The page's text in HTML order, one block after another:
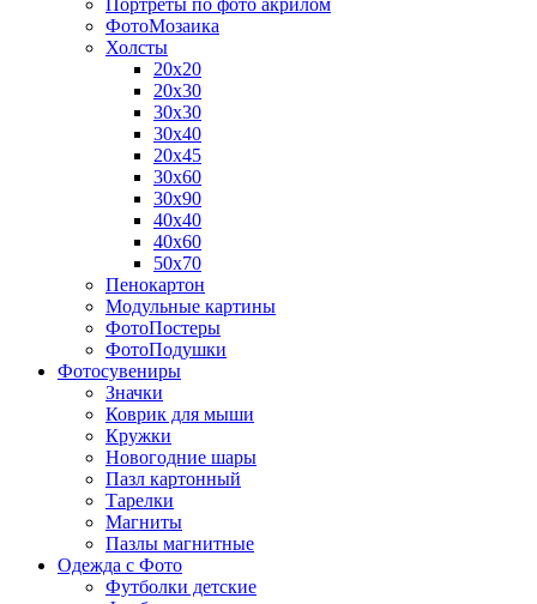
Портреты по фото акрилом
ФотоМозаика
Холсты
20х20
20х30
30х30
30х40
20х45
30х60
30х90
40х40
40х60
50х70
Пенокартон
Модульные картины
ФотоПостеры
ФотоПодушки
Фотоcувениры
Значки
Коврик для мыши
Кружки
Новогодние шары
Пазл картонный
Тарелки
Магниты
Пазлы магнитные
Одежда с Фото
Футболки детские